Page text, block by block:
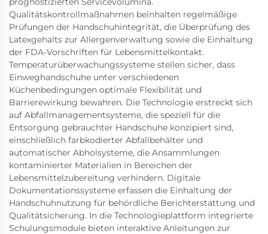
Qualitätskontrollmaßnahmen beinhalten regelmäßige
Prüfungen der Handschuhintegrität, die Überprüfung des
Latexgehalts zur Allergenverwaltung sowie die Einhaltung
der FDA-Vorschriften für Lebensmittelkontakt.
Temperaturüberwachungssysteme stellen sicher, dass
Einweghandschuhe unter verschiedenen
Küchenbedingungen optimale Flexibilität und
Barrierewirkung bewahren. Die Technologie erstreckt sich
auf Abfallmanagementsysteme, die speziell für die
Entsorgung gebrauchter Handschuhe konzipiert sind,
einschließlich farbkodierter Abfallbehälter und
automatischer Abholsysteme, die Ansammlungen
kontaminierter Materialien in Bereichen der
Lebensmittelzubereitung verhindern. Digitale
Dokumentationssysteme erfassen die Einhaltung der
Handschuhnutzung für behördliche Berichterstattung und
Qualitätsicherung. In die Technologieplattform integrierte
Schulungsmodule bieten interaktive Anleitungen zur